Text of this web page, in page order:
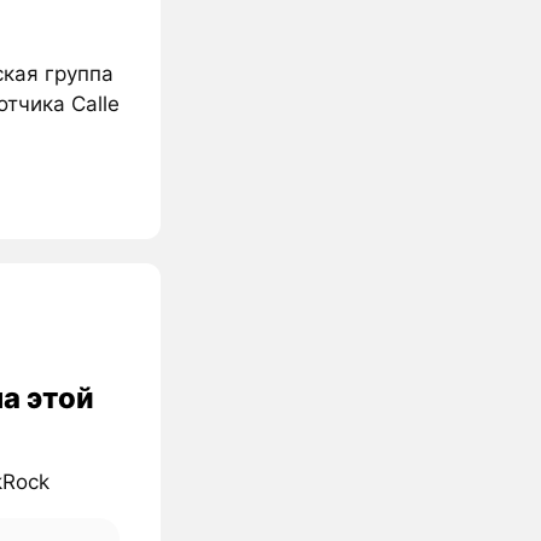
группа
Calle
этой